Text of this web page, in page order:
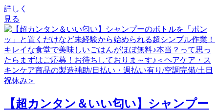
詳しく
見る
【超カンタン＆いい匂い】シャンプー